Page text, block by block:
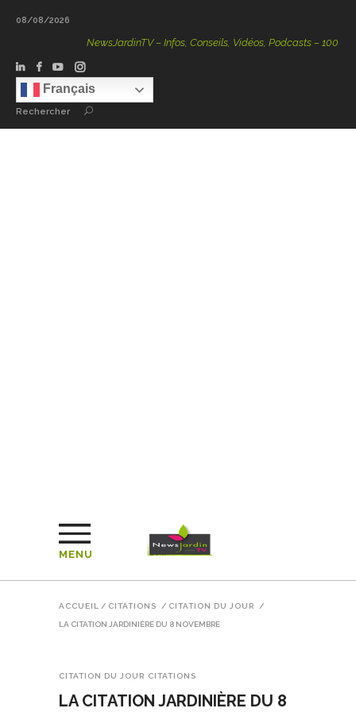
08/08/2026
NewsJardinTV – Infos, Conseils, Vidéos, Podcasts – 100 %
Français
Rechercher
MENU
ACCUEIL / CITATIONS / CITATION DU JOUR /
LA CITATION JARDINIÈRE DU 8 NOVEMBRE
CITATION DU JOUR CITATIONS
LA CITATION JARDINIÈRE DU 8